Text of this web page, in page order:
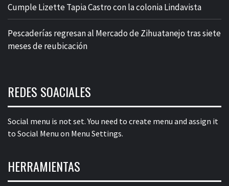
Cumple Lizette Tapia Castro con la colonia Lindavista
Pescaderías regresan al Mercado de Zihuatanejo tras siete
meses de reubicación
REDES SOACIALES
Social menu is not set. You need to create menu and assign it
to Social Menu on Menu Settings.
HERRAMIENTAS